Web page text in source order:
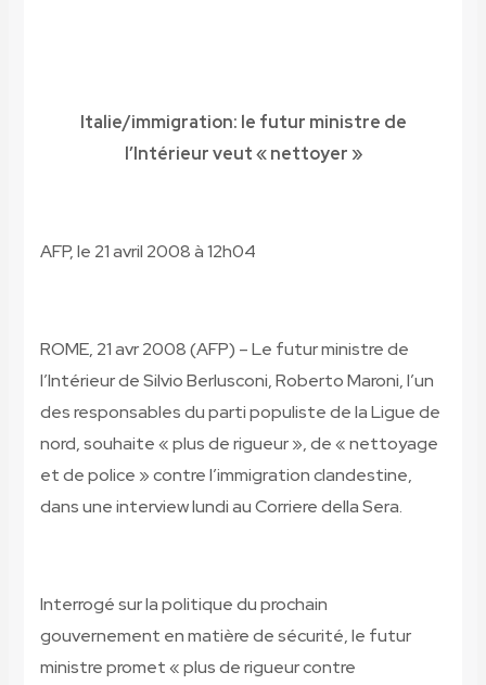
Italie/immigration: le futur ministre de
l’Intérieur veut« nettoyer »
AFP, le 21 avril 2008 à12h04
ROME, 21 avr 2008 (AFP) – Le futur ministre de
l’Intérieur de Silvio Berlusconi, Roberto Maroni, l’un
des responsables du parti populiste de la Ligue de
nord, souhaite « plus de rigueur », de « nettoyage
et de police » contre l’immigration clandestine,
dans une interview lundi au Corriere della Sera.
Interrogé sur la politique du prochain
gouvernement en matière de sécurité, le futur
ministre promet « plus de rigueur contre